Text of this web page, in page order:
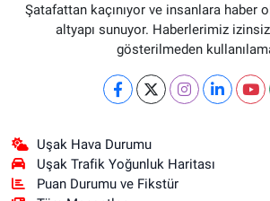
Şatafattan kaçınıyor ve insanlara haber
altyapı sunuyor. Haberlerimiz
gösterilmeden
Uşak Hava Durumu
Uşak Trafik Yoğunluk Haritası
Puan Durumu ve Fikstür